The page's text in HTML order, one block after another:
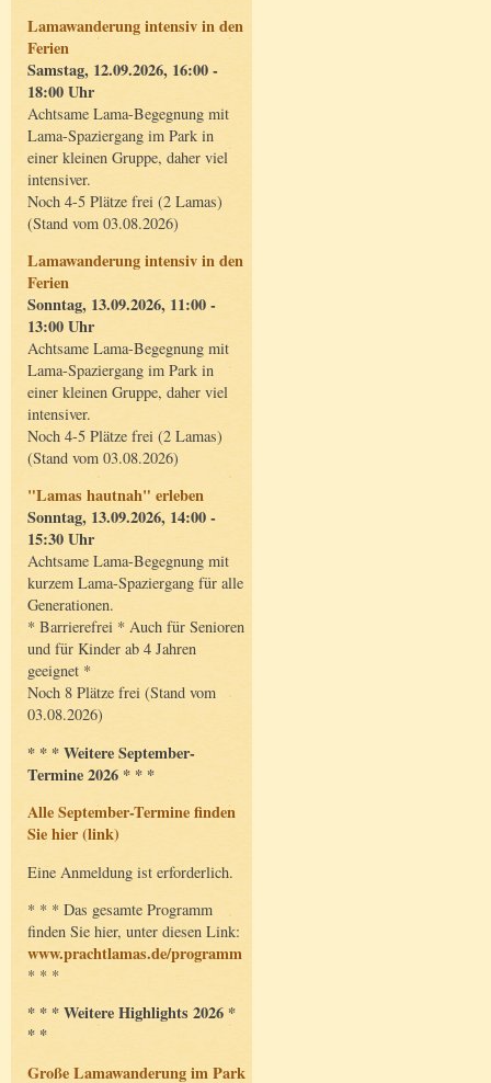
Lamawanderung intensiv in den
Ferien
Samstag, 12.09.2026, 16:00 -
18:00 Uhr
Achtsame Lama-Begegnung mit
Lama-Spaziergang im Park in
einer kleinen Gruppe, daher viel
intensiver.
Noch 4-5 Plätze frei (2 Lamas)
(Stand vom 03.08.2026)
Lamawanderung intensiv in den
Ferien
Sonntag, 13.09.2026, 11:00 -
13:00 Uhr
Achtsame Lama-Begegnung mit
Lama-Spaziergang im Park in
einer kleinen Gruppe, daher viel
intensiver.
Noch 4-5 Plätze frei (2 Lamas)
(Stand vom 03.08.2026)
"Lamas hautnah" erleben
Sonntag, 13.09.2026, 14:00 -
15:30 Uhr
Achtsame Lama-Begegnung mit
kurzem Lama-Spaziergang für alle
Generationen.
* Barrierefrei * Auch für Senioren
und für Kinder ab 4 Jahren
geeignet *
Noch 8 Plätze frei (Stand vom
03.08.2026)
* * * Weitere September-
Termine 2026 * * *
Alle September-Termine finden
Sie hier (link)
Eine Anmeldung ist erforderlich.
* * * Das gesamte Programm
finden Sie hier, unter diesen Link:
www.prachtlamas.de/programm
* * *
* * * Weitere Highlights 2026 *
* *
Große Lamawanderung im Park